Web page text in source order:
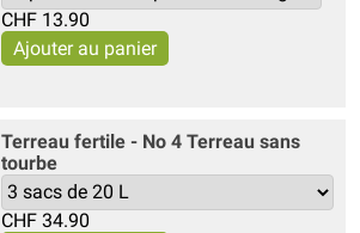
CHF 13.90
Terreau fertile - No 4 Terreau sans
tourbe
CHF 34.90